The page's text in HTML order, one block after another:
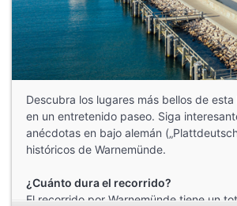
Descubra los lugares más bellos de
en un entretenido paseo. Siga
anécdotas en bajo alemán
históricos de Warnemünde.
¿Cuánto dura el recorrido?
El recorrido por Warnemünde tiene un